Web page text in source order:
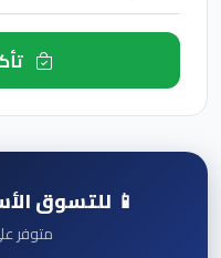
📱 للتسوق
متوفر